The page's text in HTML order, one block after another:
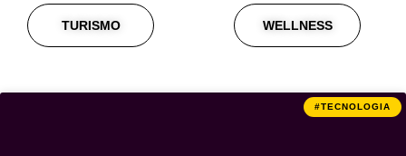
TURISMO WELLNESS
#TECNOLOGIA